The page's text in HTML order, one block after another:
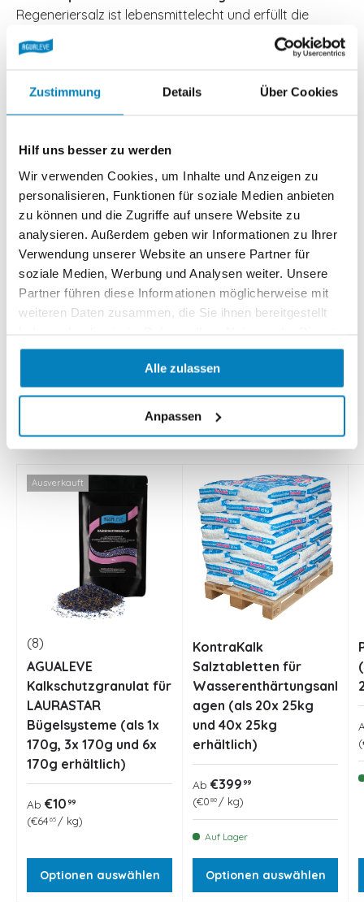
Zustimmung Details Über Cookies
Hilf uns besser zu werden
Wir verwenden Cookies, um Inhalte und Anzeigen zu
personalisieren, Funktionen für soziale Medien anbieten
zu können und die Zugriffe auf unsere Website zu
analysieren. Außerdem geben wir Informationen zu Ihrer
Verwendung unserer Website an unsere Partner für
soziale Medien, Werbung und Analysen weiter. Unsere
Partner führen diese Informationen möglicherweise mit
weiteren Daten zusammen, die Sie ihnen bereitgestellt
gesammelt haben.
Alle zulassen
Anpassen
Regeneriersalz ist lebensmittelecht und erfüllt die
strengen Anforderungen der DIN EN 973 und DIN EN
14805. Dank patentierter Form löst sich das
vermieden. REGENIT® Regeneriersalz garantiert
höchste Reinheit und Leistung, wodurch Ihre
hauseigenen Spedition, können dadurch besonders
zügig und zuverlässig zustellen. Wir avisieren jede
Lieferung (wir nehmen mit Ihnen vorab Kontakt auf, um
die Anlieferung zu koordinieren) und entladen die
Palette für Sie (Sie brauchen keinen Gabelstapler, was
bei anderen Anbietern normalerweise der Fall ist).
Produkte aus der Kategorie
Ausverkauft
(8)
AGUALEVE
Kalkschutzgranulat für
LAURASTAR
Bügelsysteme (als 1x
170g, 3x 170g und 6x
170g erhältlich)
Normaler Preis
Ab €10 99
Grundpreis
€64 65 / kg
Optionen auswählen
KontraKalk
Salztabletten für
Wasserenthärtungsanl
agen (als 20x 25kg
und 40x 25kg
erhältlich)
Normaler Preis
Ab €399 99
Grundpreis
€0 80 / kg
Auf Lager
Optionen auswählen